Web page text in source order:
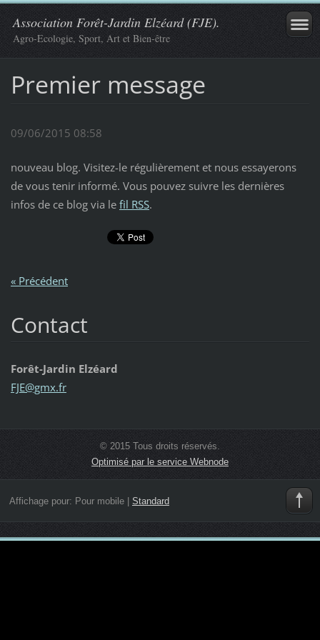
Association Forêt-Jardin Elzéard (FJE).
Agro-Ecologie, Sport, Art et Bien-être
Premier message
09/06/2015 08:58
nouveau blog. Visitez-le régulièrement et nous essayerons
de vous tenir informé. Vous pouvez suivre les dernières
infos de ce blog via le fil RSS.
« Précédent
Contact
Forêt-Jardin Elzéard
FJE@gmx.fr
© 2015 Tous droits réservés.
Optimisé par le service Webnode
Affichage pour: Pour mobile| Standard